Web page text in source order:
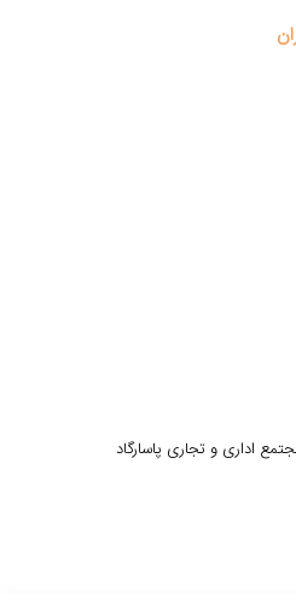
اداری و تجاری پاسارگاد